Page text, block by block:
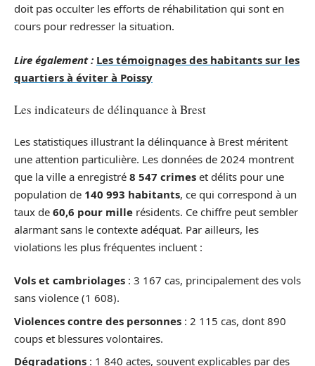
doit pas occulter les efforts de réhabilitation qui sont en
cours pour redresser la situation.
Lire également : Les témoignages des habitants sur les
quartiers à éviter à Poissy
Les indicateurs de délinquance à Brest
Les statistiques illustrant la délinquance à Brest méritent
une attention particulière. Les données de 2024 montrent
que la ville a enregistré 8 547 crimes et délits pour une
population de 140 993 habitants, ce qui correspond à un
taux de 60,6 pour mille résidents. Ce chiffre peut sembler
alarmant sans le contexte adéquat. Par ailleurs, les
violations les plus fréquentes incluent :
Vols et cambriolages : 3 167 cas, principalement des vols
sans violence (1 608).
Violences contre des personnes : 2 115 cas, dont 890
coups et blessures volontaires.
Dégradations : 1 840 actes, souvent explicables par des